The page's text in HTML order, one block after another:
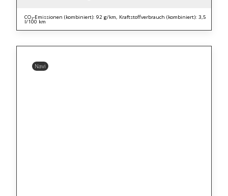
CO₂-Emissionen (kombiniert): 92 g/km, Kraftstoffverbrauch (kombiniert): 3,5
l/100 km
Navi